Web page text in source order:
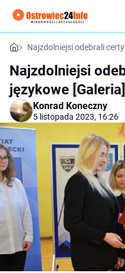
Najzdolniejsi odebrali
Najzdolniejsi
językowe [Galeria]
Konrad Koneczny
5 listopada 2023, 16:26